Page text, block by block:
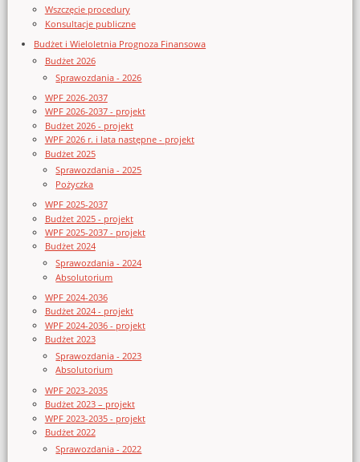
Wszczęcie procedury
Konsultacje publiczne
Budżet i Wieloletnia Prognoza Finansowa
Budżet 2026
Sprawozdania - 2026
WPF 2026-2037
WPF 2026-2037 - projekt
Budżet 2026 - projekt
WPF 2026 r. i lata następne - projekt
Budżet 2025
Sprawozdania - 2025
Pożyczka
WPF 2025-2037
Budżet 2025 - projekt
WPF 2025-2037 - projekt
Budżet 2024
Sprawozdania - 2024
Absolutorium
WPF 2024-2036
Budżet 2024 - projekt
WPF 2024-2036 - projekt
Budżet 2023
Sprawozdania - 2023
Absolutorium
WPF 2023-2035
Budżet 2023 – projekt
WPF 2023-2035 - projekt
Budżet 2022
Sprawozdania - 2022